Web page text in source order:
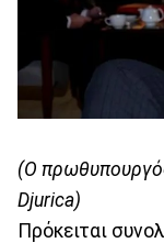
(Ο
Djurica)
Πρόκειται